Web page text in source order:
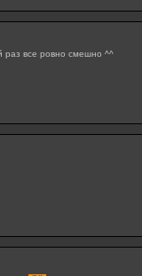
раз все ровно смешно ^^